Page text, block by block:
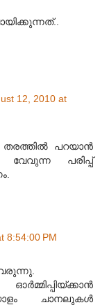
12, 2010 at
പറയാൻ
വേവുന്ന പരിപ്പ്
8:54:00 PM
ചാനലുകൾ